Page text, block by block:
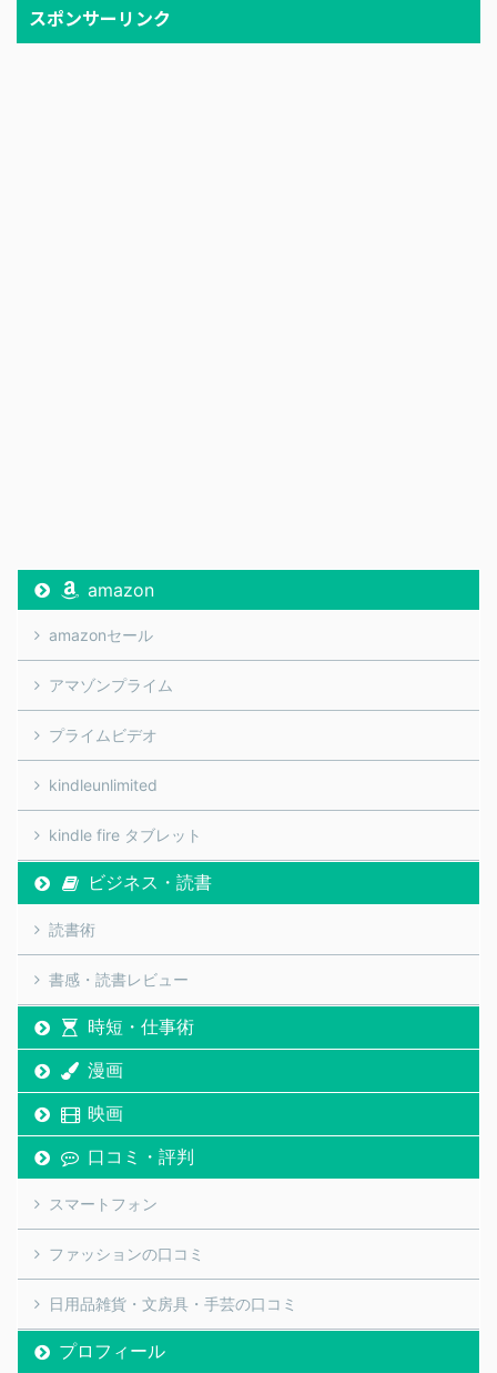
スポンサーリンク
amazon
amazonセール
アマゾンプライム
プライムビデオ
kindleunlimited
kindle fire タブレット
ビジネス・読書
読書術
書感・読書レビュー
時短・仕事術
漫画
映画
口コミ・評判
スマートフォン
ファッションの口コミ
日用品雑貨・文房具・手芸の口コミ
プロフィール